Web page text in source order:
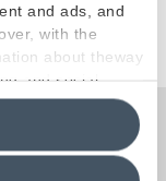
and ads, and
with the
about theway
and social
itwith other
this banner,
browsing
For more